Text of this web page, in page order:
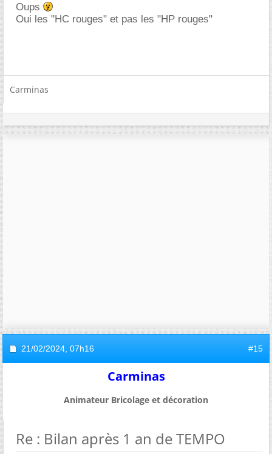
Oups
Oui les "HC rouges" et pas les "HP rouges"
Carminas
21/02/2024, 07h16 #15
Carminas
Animateur Bricolage et décoration
Re : Bilan après 1 an de TEMPO